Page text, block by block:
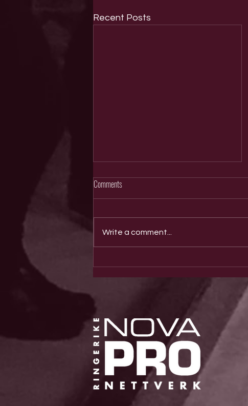
Recent Posts
Årets kvinnelige forbilde 2025 er Hilde
Dahlen
Comments
Write a comment...